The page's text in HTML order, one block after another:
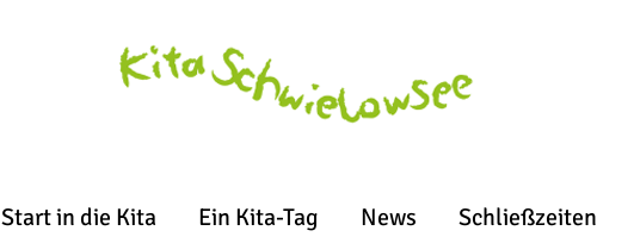
Start in die Kita Ein Kita-Tag News Schließzeiten